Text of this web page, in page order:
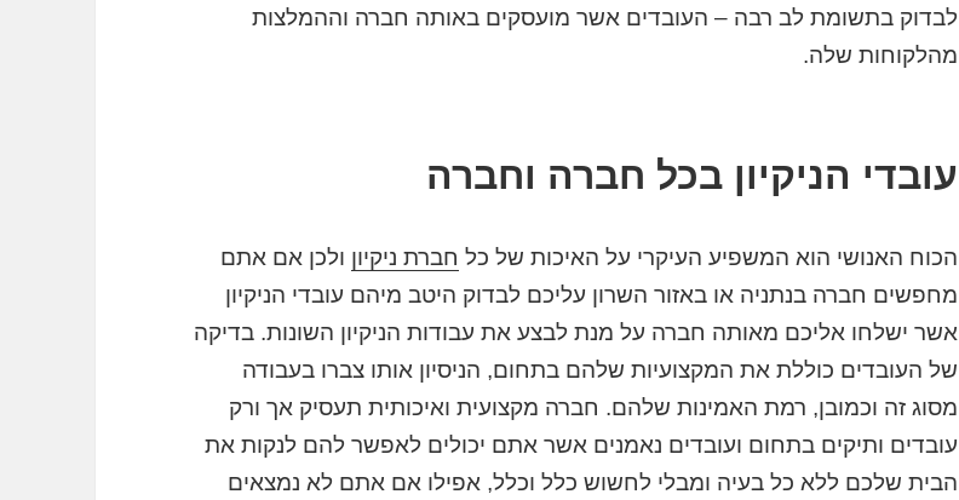
לבדוק בתשומת לב רבה – העובדים אשר מועסקים באותה חברה וההמלצות
מהלקוחות שלה.
עובדי הניקיון בכל חברה וחברה
הכוח האנושי הוא המשפיע העיקרי על האיכות של כל חברת ניקיון ולכן אם אתם
מחפשים חברה בנתניה או באזור השרון עליכם לבדוק היטב מיהם עובדי הניקיון
אשר ישלחו אליכם מאותה חברה על מנת לבצע את עבודות הניקיון השונות. בדיקה
של העובדים כוללת את המקצועיות שלהם בתחום, הניסיון אותו צברו בעבודה
מסוג זה וכמובן, רמת האמינות שלהם. חברה מקצועית ואיכותית תעסיק אך ורק
עובדים ותיקים בתחום ועובדים נאמנים אשר אתם יכולים לאפשר להם לנקות את
הבית שלכם ללא כל בעיה ומבלי לחשוש כלל וכלל, אפילו אם אתם לא נמצאים